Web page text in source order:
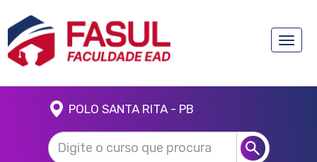
Toggle
POLO SANTA RITA - PB